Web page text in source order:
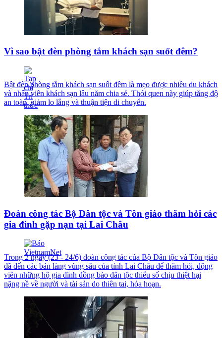
Vì sao bật đèn phòng tắm khách sạn suốt đêm?
Bật đèn phòng tắm khách sạn suốt đêm là mẹo được nhiều du khách
và nhân viên khách sạn lâu năm chia sẻ. Thói quen này giúp tăng độ
an toàn, giảm lo lắng và thuận tiện di chuyển.
Đoàn công tác Bộ Dân tộc và Tôn giáo thăm hỏi các
gia đình gặp nạn tại Lai Châu
Trong 2 ngày (23 - 24/6) đoàn công tác của Bộ Dân tộc và Tôn giáo
đã đến các bản làng vùng sâu của tỉnh Lai Châu để thăm hỏi, động
viên những hộ gia đình đồng bào dân tộc thiểu số chịu thiệt hại
nặng nề về người và tài sản do thiên tai, hỏa hoạn.